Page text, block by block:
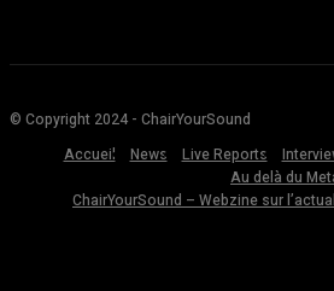
© Copyright 2024 - ChairYourSound
Accueil
News Live Reports
Au delà du
ChairYourSound – Webzine sur